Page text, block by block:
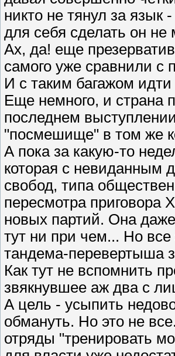
никто не тянул за язык
для себя сделать он не
Ах, да! еще
самого уже сравнили с
И с таким багажом
Еще немного, и страна
последнем
"посмешище" в том же
А пока за какую-то
которая с невиданным
свобод, типа
пересмотра приговора
новых партий. Она
тут ни при чем... Но
тандема-перевертыша
Как тут не вспомнить
звякнувшее аж два с
А цель - усыпить
обмануть. Но это не
отряды "тренировать